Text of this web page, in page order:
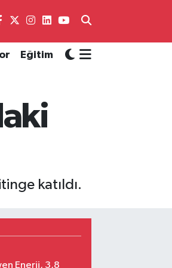
Eğitim
katıldı.
Enerji, 3,8